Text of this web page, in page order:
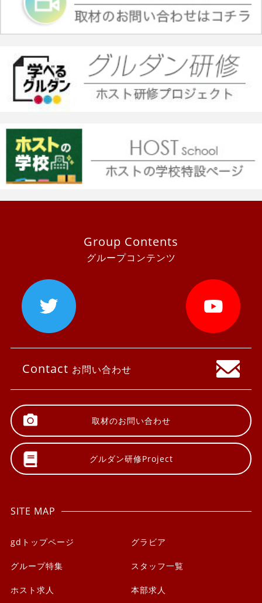
Group Contents
グループコンテンツ
Contact お問い合わせ
取材のお問い合わせ
グルダン研修Project
SITE MAP
gdトップページ グラビア
グループ特集 スタッフ一覧
ホスト求人 本部求人